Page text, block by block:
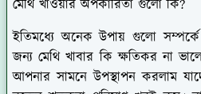
মেথি খাওয়ার অপকারিতা গুলো কি?
ইতিমধ্যে অনেক উপায় গুলো
জন্য মেথি খাবার কি ক্ষতিকর না
আপনার সামনে উপস্থাপন করলাম